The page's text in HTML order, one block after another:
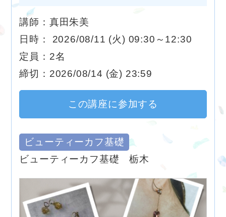
講師：真田朱美
日時： 2026/08/11 (火) 09:30～12:30
定員：2名
締切：2026/08/14 (金) 23:59
この講座に参加する
ビューティーカフ基礎
ビューティーカフ基礎 栃木